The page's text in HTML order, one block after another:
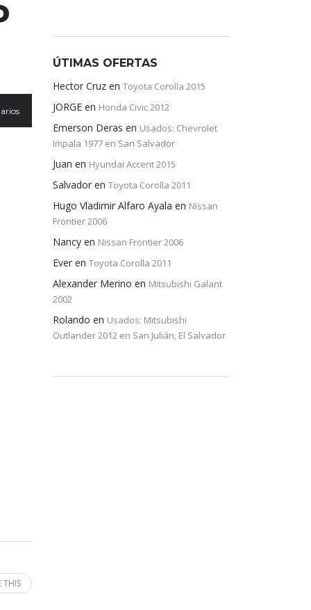
THIS
ÚTIMAS OFERTAS
Hector Cruz en Toyota Corolla 2015
JORGE en Honda Civic 2012
Emerson Deras en Usados: Chevrolet
Impala 1977 en San Salvador
Juan en Hyundai Accent 2015
Salvador en Toyota Corolla 2011
Hugo Vladimir Alfaro Ayala en Nissan
Frontier 2006
Nancy en Nissan Frontier 2006
Ever en Toyota Corolla 2011
Alexander Merino en Mitsubishi Galant
2002
Rolando en Usados: Mitsubishi
Outlander 2012 en San Julián, El Salvador